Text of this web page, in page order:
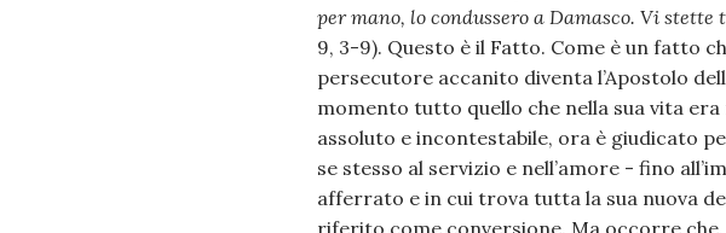
per mano, lo condussero a Damasco. Vi stette
9, 3-9). Questo è il Fatto. Come è un fatto
persecutore accanito diventa l’Apostolo
momento tutto quello che nella sua vita
assoluto e incontestabile, ora è giudicato
se stesso al servizio e nell’amore - fino
afferrato e in cui trova tutta la sua nuova
riferito come conversione. Ma occorre